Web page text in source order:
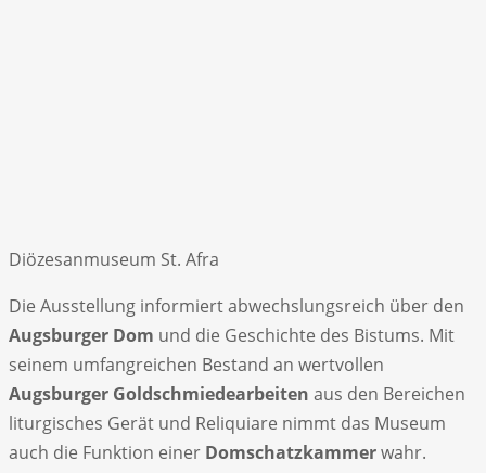
Diözesanmuseum St. Afra
Die Ausstellung informiert abwechslungsreich über den
Augsburger Dom und die Geschichte des Bistums. Mit
seinem umfangreichen Bestand an wertvollen
Augsburger Goldschmiedearbeiten aus den Bereichen
liturgisches Gerät und Reliquiare nimmt das Museum
auch die Funktion einer Domschatzkammerwahr.